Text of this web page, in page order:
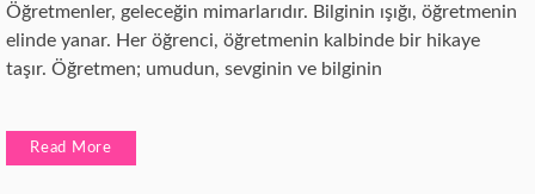
Öğretmenler, geleceğin mimarlarıdır. Bilginin ışığı, öğretmenin
elinde yanar. Her öğrenci, öğretmenin kalbinde bir hikaye
taşır. Öğretmen; umudun, sevginin ve bilginin
Read More